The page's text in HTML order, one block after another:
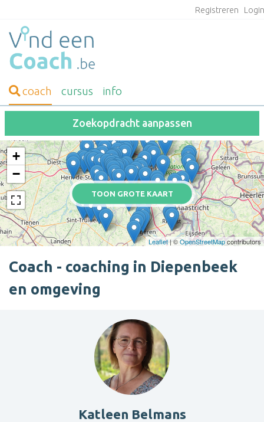
Registreren
coach cursus info
Zoekopdracht aanpassen
TOON GROTE KAART
+
−
Leaflet| ©OpenStreetMapcontributors
Coach - coaching in Diepenbeek
en omgeving
Katleen Belmans